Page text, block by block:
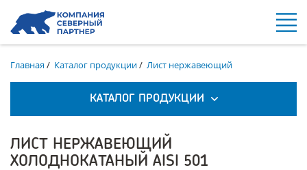
Главная/ Каталог продукции/ Лист нержавеющий
КАТАЛОГ ПРОДУКЦИИ
ЛИСТ НЕРЖАВЕЮЩИЙ
ХОЛОДНОКАТАНЫЙ AISI 501